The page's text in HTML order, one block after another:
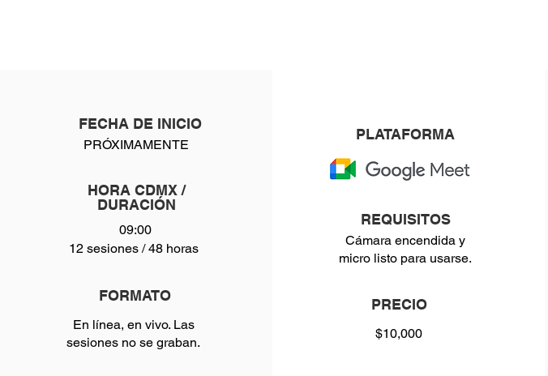
FECHA DE INICIO
PRÓXIMAMENTE
HORA CDMX /
DURACIÓN
09:00
12 sesiones / 48 horas
FORMATO
En línea, en vivo. Las
sesiones no se graban.
PLATAFORMA
REQUISITOS
Cámara encendida y
micro listo para usarse.
PRECIO
$10,000